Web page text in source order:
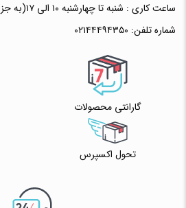
ساعت کاری : شنبه تا چهارشنبه ۱۰ الی ۱۷(به جز ایام تعطیل)
شماره تلفن: ۰۲۱۴۴۴۹۴۳۵۰
گارانتی محصولات
تحول اکسپرس